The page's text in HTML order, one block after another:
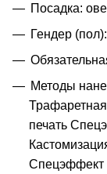
Посадка:
Гендер
Методы
печать
Спецэффект